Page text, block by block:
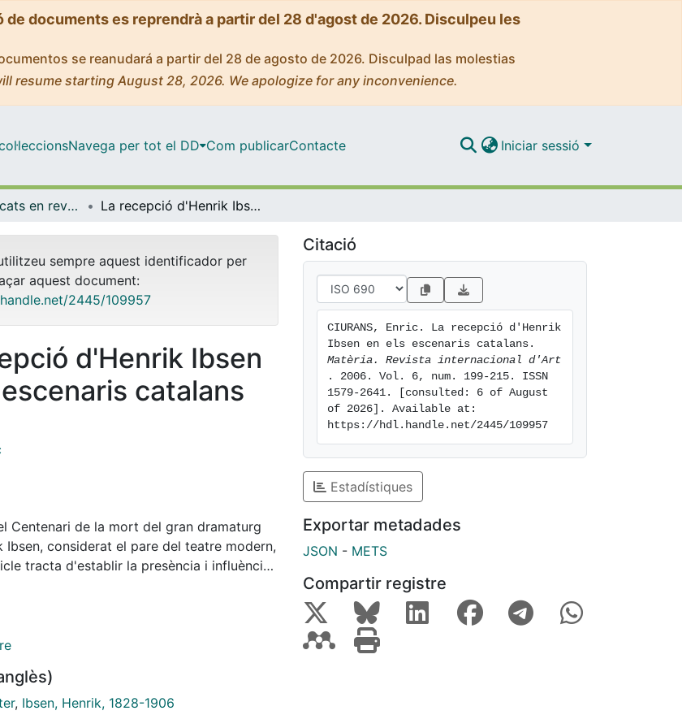
documents es reprendrà a partir del 28 d'agost de 2026. Disculpeu les
se reanudará a partir del 28 de agosto de 2026. Disculpad las molestias
resume starting August 28, 2026. We apologize for any inconvenience.
Navega per tot el DD Com publicarContacte Iniciar sessió
Articles publicats en revistes (Història de l'Art) La recepció d'Henrik Ibsen en els escenaris catalans
sempre aquest identificador per
aquest document:
2445/109957
d'Henrik Ibsen
catalans
Centenari de la mort del gran dramaturg
Ibsen, considerat el pare del teatre modern,
tracta d'establir la presència i influència
dramàtica en l'escena catalana que es
, Ibsen, Henrik, 1828-1906
Citació
CIURANS, Enric. La recepció d'Henrik
. 2006. Vol. 6, num. 199-215. ISSN
1579-2641. [consulted: 6 of August
of 2026]. Available at:
https://hdl.handle.net/2445/109957
Estadístiques
Exportar metadades
JSON - METS
Compartir registre